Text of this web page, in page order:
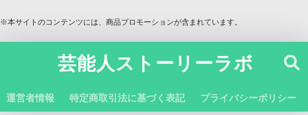
※本サイトのコンテンツには、商品プロモーションが含まれています。
芸能人ストーリーラボ
運営者情報 特定商取引法に基づく表記 プライバシーポリシー